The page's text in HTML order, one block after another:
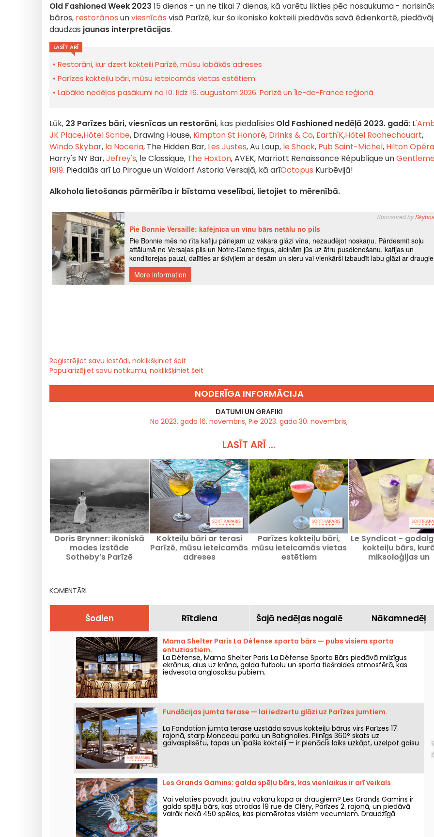
Old Fashioned Week 2023 15 dienas - un ne tikai 7 dienas, kā varētu likties pēc nosaukuma -
bāros, restorānos unviesnīcās visā Parīzē, kur šo ikonisko kokteili piedāvās savā ēdienkartē,
daudzas jaunas interpretācijas.
LASĪT ARĪ
Restorāni, kur dzert kokteili Parīzē, mūsu labākās adreses
Parīzes kokteiļu bāri, mūsu ieteicamās vietas estētiem
Labākie nedēļas pasākumi no 10. līdz 16. augustam 2026. Parīzē un Île-de-France reģionā
Lūk, 23 Parīzes bāri, viesnīcas un restorāni, kas piedalīsies Old Fashioned nedēļā 2023. gadā: L
JK Place,Hôtel Scribe, Drawing House, Kimpton St Honoré, Drinks & Co, Earth'K,Hôtel Rochechouart,
Windo Skybar, la Noceria, The Hidden Bar, Les Justes, Au Loup, le Shack, Pub Saint-Michel, Hilton Opéra
Harry's NY Bar,Jefrey's, le Classique, The Hoxton, AVEK, Marriott Renaissance République un
1919. Piedalās arī La Pirogue un Waldorf Astoria Versaļā, kā arīOctopus Kurbēvijā!
Alkohola lietošanas pārmērība ir bīstama veselībai, lietojiet to mērenībā.
Reģistrējiet savu iestādi, noklikšķiniet šeit
Popularizējiet savu notikumu, noklikšķiniet šeit
NODERĪGA INFORMĀCIJA
DATUMI UN GRAFIKI
No 2023. gada 16. novembris, Pie 2023. gada 30. novembris,
LASĪT ARĪ ...
Doris Brynner: ikoniskā
modes izstāde
Sotheby’s Parīzē
Kokteiļu bāri ar terasi
Parīzē, mūsu ieteicamās
adreses
Parīzes kokteiļu bāri,
mūsu ieteicamās vietas
estētiem
Le Syndicat -
kokteiļu bārs,
miksoloģijas un
KOMENTĀRI
Šodien Rītdiena Šajā nedēļas nogalē Nākamnedēļ
Mama Shelter Paris La Défense sporta bārs — pubs visiem sporta
entuziastiem.
La Défense, Mama Shelter Paris La Défense Sporta Bārs piedāvā milzīgus
ekrānus, alus uz krāna, galda futbolu un sporta tiešraides atmosfērā, kas
iedvesota anglosakšu pubiem.
Fundācijas jumta terase — lai iedzertu glāzi uz Parīzes jumtiem.
La Fondation jumta terase uzstāda savus kokteiļu bārus virs Parīzes 17.
rajonā, starp Monceau parku un Batignolles. Pilnīgs 360° skats uz
galvaspilsētu, tapas un īpašie kokteiļi — ir pienācis laiks uzkāpt, uzelpot gaisu
Les Grands Gamins: galda spēļu bārs, kas vienlaikus ir arī veikals
Vai vēlaties pavadīt jautru vakaru kopā ar draugiem? Les Grands Gamins ir
galda spēļu bārs, kas atrodas 19 rue de Cléry, Parīzes 2. rajonā, un piedāvā
vairāk nekā 450 spēles, kas piemērotas visiem vecumiem. Draudzīgā